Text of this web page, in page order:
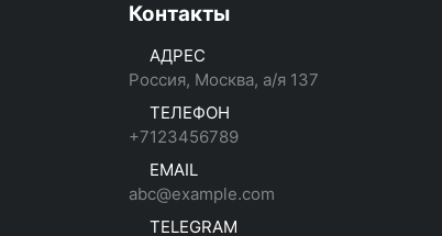
Контакты
АДРЕС
Россия, Москва, а/я 137
ТЕЛЕФОН
+7123456789
EMAIL
abc@example.com
TELEGRAM